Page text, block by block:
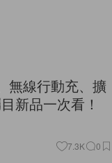
無線行動充、擴
新品一次看！
7.3K 0